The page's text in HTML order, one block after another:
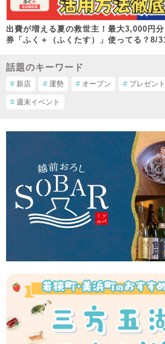
出費が増える夏の救世主！最大3,000円
券「ふく＋（ふくたす）」使ってる？8/
話題のキーワード
# 新店 # 運勢 # オープン # プレゼント
# 週末イベント